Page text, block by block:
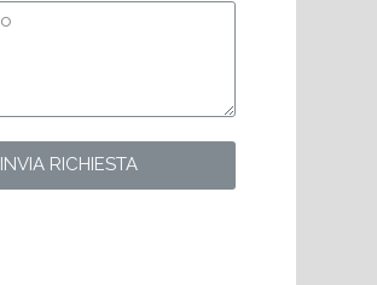
INVIA RICHIESTA